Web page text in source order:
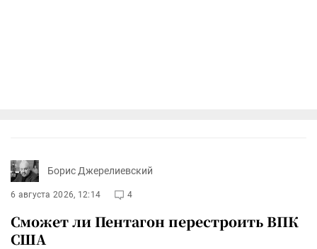
Борис Джерелиевский
6 августа 2026, 12:14 4
Сможет ли Пентагон перестроить ВПК
США